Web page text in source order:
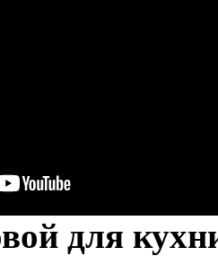
для